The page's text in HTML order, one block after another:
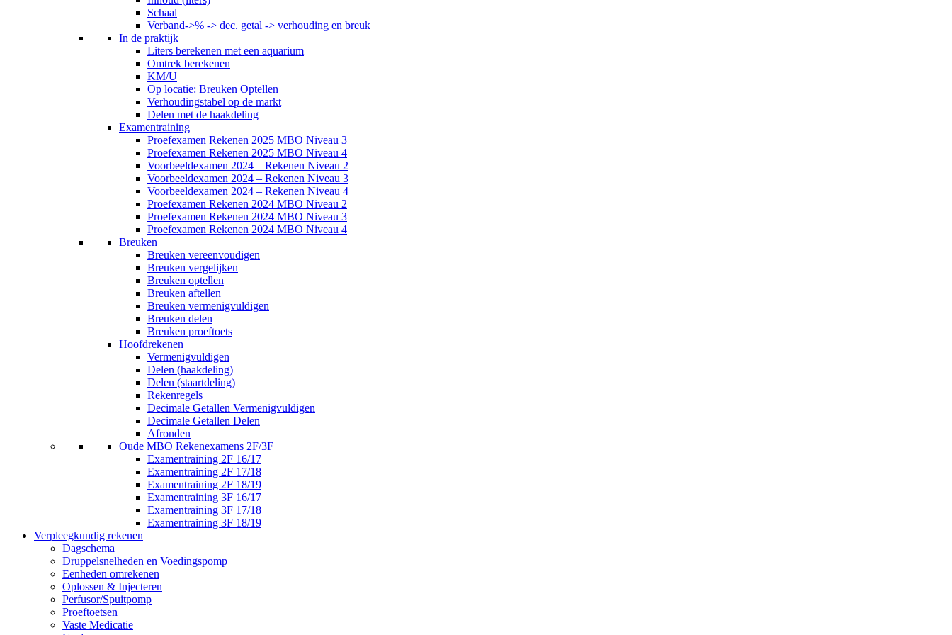
Schaal
Verband->% -> dec. getal -> verhouding en breuk
In de praktijk
Liters berekenen met een aquarium
Omtrek berekenen
KM/U
Op locatie: Breuken Optellen
Verhoudingstabel op de markt
Delen met de haakdeling
Examentraining
Proefexamen Rekenen 2025 MBO Niveau 3
Proefexamen Rekenen 2025 MBO Niveau 4
Voorbeeldexamen 2024 – Rekenen Niveau 2
Voorbeeldexamen 2024 – Rekenen Niveau 3
Voorbeeldexamen 2024 – Rekenen Niveau 4
Proefexamen Rekenen 2024 MBO Niveau 2
Proefexamen Rekenen 2024 MBO Niveau 3
Proefexamen Rekenen 2024 MBO Niveau 4
Breuken
Breuken vereenvoudigen
Breuken vergelijken
Breuken optellen
Breuken aftellen
Breuken vermenigvuldigen
Breuken delen
Breuken proeftoets
Hoofdrekenen
Vermenigvuldigen
Delen (haakdeling)
Delen (staartdeling)
Rekenregels
Decimale Getallen Vermenigvuldigen
Decimale Getallen Delen
Afronden
Oude MBO Rekenexamens 2F/3F
Examentraining 2F 16/17
Examentraining 2F 17/18
Examentraining 2F 18/19
Examentraining 3F 16/17
Examentraining 3F 17/18
Examentraining 3F 18/19
Verpleegkundig rekenen
Dagschema
Druppelsnelheden en Voedingspomp
Eenheden omrekenen
Oplossen & Injecteren
Perfusor/Spuitpomp
Proeftoetsen
Vaste Medicatie